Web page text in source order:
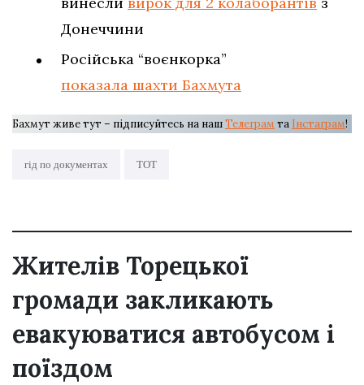
Донеччини
Російська “воєнкорка”
показала шахти Бахмута
Бахмут живе тут – підписуйтесь на нашТелеграм та Інстаграм!
гід по документах ТОТ
Жителів Торецької
громади закликають
евакуюватися автобусом і
поїздом